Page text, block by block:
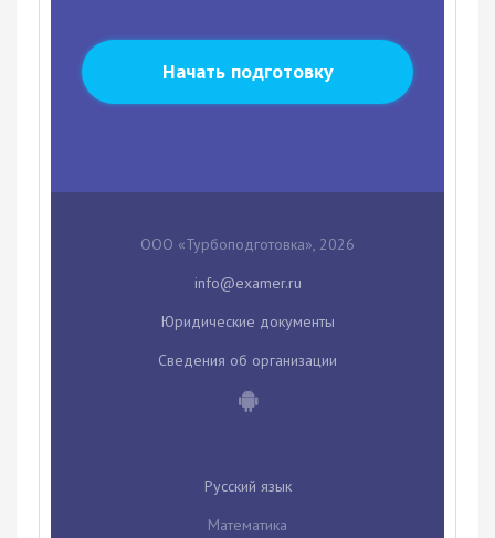
Начать подготовку
ООО «Турбоподготовка», 2026
Юридические документы
Сведения об организации
Русский язык
Математика